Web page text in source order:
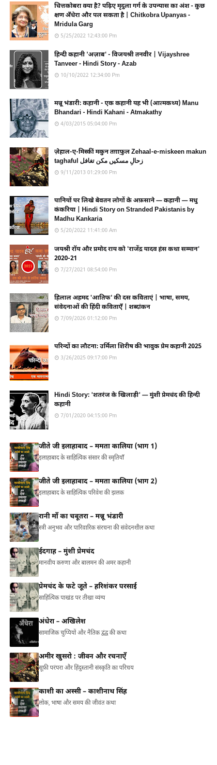
चित्तकोबरा क्या है? पढ़िए मृदुला गर्ग के उपन्यास का अंश - कुछ
क्षण अँधेरा और पल सकता है | Chitkobra Upanyas -
Mridula Garg
5/25/2022 12:43:00 Pm
हिन्दी कहानी 'अज़ाब' - विजयश्री तनवीर | Vijayshree
Tanveer - Hindi Story - Azab
10/10/2022 12:34:00 Pm
मन्नू भंडारी: कहानी - एक कहानी यह भी (आत्मकथ्य) Manu
Bhandari - Hindi Kahani - Atmakathy
4/03/2015 05:04:00 Pm
ज़ेहाल-ए-मिस्कीं मकुन तग़ाफ़ुल Zehaal-e-miskeen makun
taghaful زحالِ مسکیں مکن تغافل
9/11/2013 01:29:00 Pm
पानियों पर लिखे बेवतन लोगों के अफ़साने — कहानी — मधु
कंकरिया | Hindi Story on Stranded Pakistanis by
Madhu Kankaria
5/20/2022 11:41:00 Am
जयश्री रॉय और प्रमोद राय को 'राजेंद्र यादव हंस कथा सम्मान'
2020-21
7/27/2021 08:54:00 Pm
हिलाल अहमद 'आतिफ' की दस कविताएं | भाषा, समय,
संवेदनाओं की हिंदी कविताएँ | शब्दांकन
7/09/2026 01:12:00 Pm
परिन्दों का लौटना: उर्मिला शिरीष की भावुक प्रेम कहानी 2025
3/26/2025 09:17:00 Pm
Hindi Story: 'शतरंज के खिलाड़ी' — मुंशी प्रेमचंद की हिन्दी
कहानी
7/01/2020 04:15:00 Pm
जीते जी इलाहाबाद – ममता कालिया (भाग 1)
इलाहाबाद के साहित्यिक संसार की स्मृतियाँ
जीते जी इलाहाबाद – ममता कालिया (भाग 2)
इलाहाबाद के साहित्यिक परिवेश की झलक
रानी माँ का चबूतरा – मन्नू भंडारी
स्त्री अनुभव और पारिवारिक संरचना की संवेदनशील कथा
ईदगाह – मुंशी प्रेमचंद
मानवीय करुणा और बालमन की अमर कहानी
प्रेमचंद के फटे जूते – हरिशंकर परसाई
साहित्यिक पाखंड पर तीखा व्यंग्य
अंधेरा – अखिलेश
सामाजिक चुप्पियों और नैतिक द्वंद्व की कथा
अमीर खुसरो : जीवन और रचनाएँ
सूफ़ी परंपरा और हिंदुस्तानी संस्कृति का परिचय
काशी का अस्सी – काशीनाथ सिंह
लोक, भाषा और समय की जीवंत कथा